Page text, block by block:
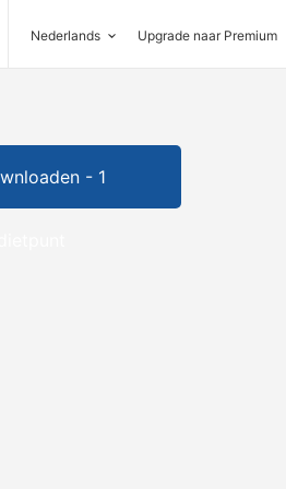
Nederlands Upgrade naar Premium
- 1